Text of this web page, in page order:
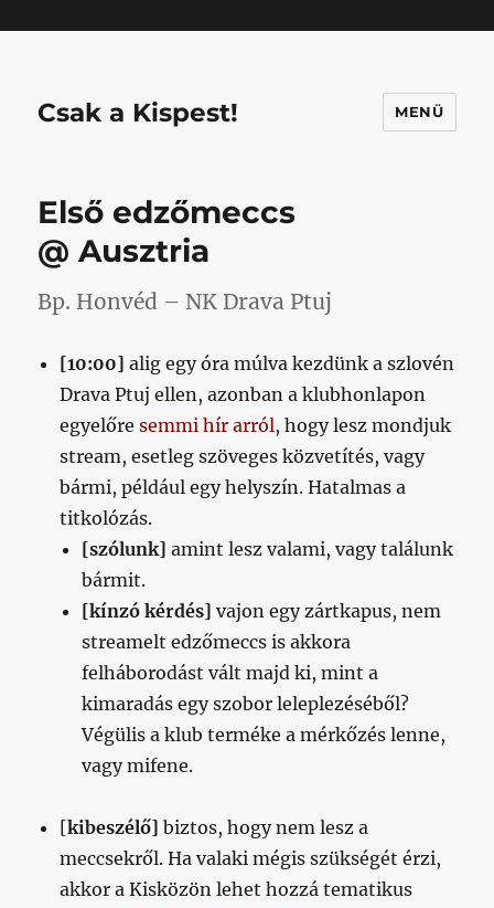
Csak a Kispest! MENÜ
Első edzőmeccs
@ Ausztria
Bp. Honvéd – NK Drava Ptuj
[10:00] alig egy óra múlva kezdünk a szlovén
Drava Ptuj ellen, azonban a klubhonlapon
egyelőresemmi hír arról, hogy lesz mondjuk
stream, esetleg szöveges közvetítés, vagy
bármi, például egy helyszín. Hatalmas a
titkolózás.
[szólunk] amint lesz valami, vagy találunk
bármit.
[kínzó kérdés] vajon egy zártkapus, nem
streamelt edzőmeccs is akkora
felháborodást vált majd ki, mint a
kimaradás egy szobor leleplezéséből?
Végülis a klub terméke a mérkőzés lenne,
vagy mifene.
[kibeszélő] biztos, hogy nem lesz a
meccsekről. Ha valaki mégis szükségét érzi,
akkor a Kisközön lehet hozzá tematikus